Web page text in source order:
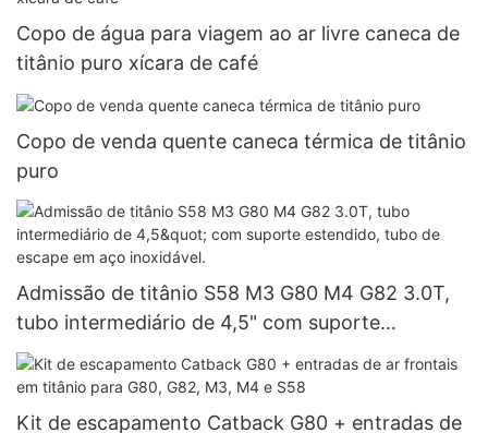
Copo de água para viagem ao ar livre caneca de
titânio puro xícara de café
Copo de venda quente caneca térmica de titânio
puro
Admissão de titânio S58 M3 G80 M4 G82 3.0T,
tubo intermediário de 4,5" com suporte
estendido, tubo de escape em aço inoxidável.
Kit de escapamento Catback G80 + entradas de